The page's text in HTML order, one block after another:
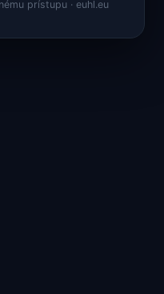
prístupu · euhl.eu